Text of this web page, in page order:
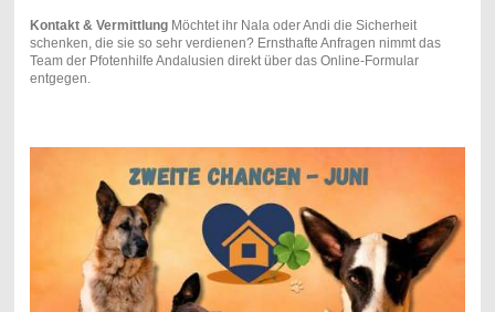
Kontakt & VermittlungMöchtet ihr Nala oder Andi die Sicherheit
schenken, die sie so sehr verdienen? Ernsthafte Anfragen nimmt das
Team der Pfotenhilfe Andalusien direkt über das Online-Formular
entgegen.